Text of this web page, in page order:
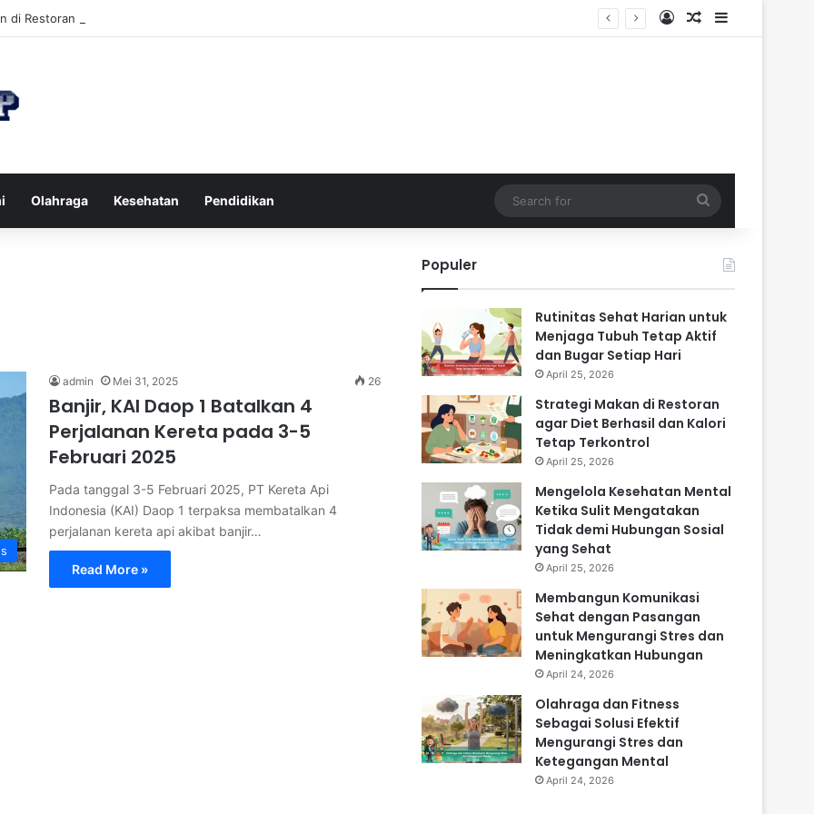
di Restoran agar Diet Berhasil dan Kalori Tetap Terkontrol Log InRandom Article
Sidebar
Olahraga Kesehatan Pendidikan
for
admin Mei 31, 2025 26
Banjir, KAI Daop 1 Batalkan 4
Perjalanan Kereta pada 3-5
Februari 2025
Pada tanggal 3-5 Februari 2025, PT Kereta Api
Indonesia (KAI) Daop 1 terpaksa membatalkan 4
perjalanan kereta api akibat banjir…
Read More »
Populer
Rutinitas Sehat Harian untuk
Menjaga Tubuh Tetap Aktif
dan Bugar Setiap Hari
April 25, 2026
Strategi Makan di Restoran
agar Diet Berhasil dan Kalori
Tetap Terkontrol
April 25, 2026
Mengelola Kesehatan Mental
Ketika Sulit Mengatakan
Tidak demi Hubungan Sosial
yang Sehat
April 25, 2026
Membangun Komunikasi
Sehat dengan Pasangan
untuk Mengurangi Stres dan
Meningkatkan Hubungan
April 24, 2026
Olahraga dan Fitness
Sebagai Solusi Efektif
Mengurangi Stres dan
Ketegangan Mental
April 24, 2026